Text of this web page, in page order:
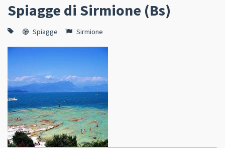
Spiagge di Sirmione (Bs)
Spiagge Sirmione